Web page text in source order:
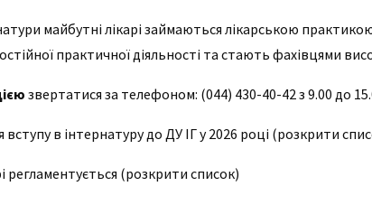
майбутні лікарі займаються лікарською
практичної діяльності та стають фахівцями
звертатися за телефоном: (044) 430-40-42 з 9.00 до
в інтернатуру до ДУ ІГ у 2026 році (розкрити
регламентується (розкрити список)